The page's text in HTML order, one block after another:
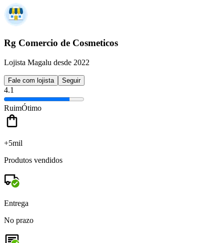
Rg Comercio de Cosmeticos
Lojista Magalu desde 2022
Fale com lojista Seguir
4.1
RuimÓtimo
+5mil
Produtos vendidos
Entrega
No prazo